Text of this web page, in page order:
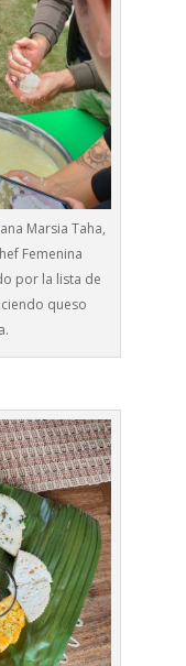
Marsia Taha,
Femenina
por la lista de
queso